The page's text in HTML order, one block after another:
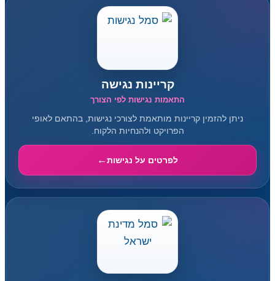
קריינות נגישה
התאמות נגישות לפי הצורך
ניתן להזמין קריינות מותאמת לצורכי נגישות, בהתאם לאופי
הפרויקט ולהנחיות הלקוח.
לפרטים על נגישות